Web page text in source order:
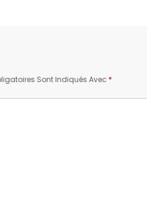
Sont Indiqués Avec *